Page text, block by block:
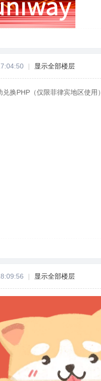
| 显示全部楼层
兑换PHP（仅限菲律宾地区使用）
| 显示全部楼层